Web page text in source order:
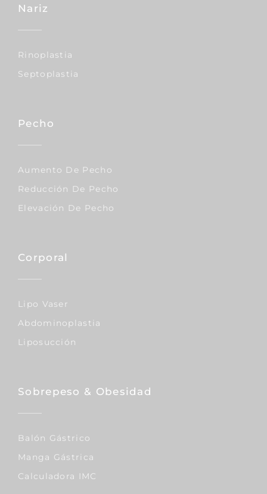
Nariz
Rinoplastia
Septoplastia
Pecho
Aumento De Pecho
Reducción De Pecho
Elevación De Pecho
Corporal
Lipo Vaser
Abdominoplastia
Liposucción
Sobrepeso & Obesidad
Balón Gástrico
Manga Gástrica
Calculadora IMC